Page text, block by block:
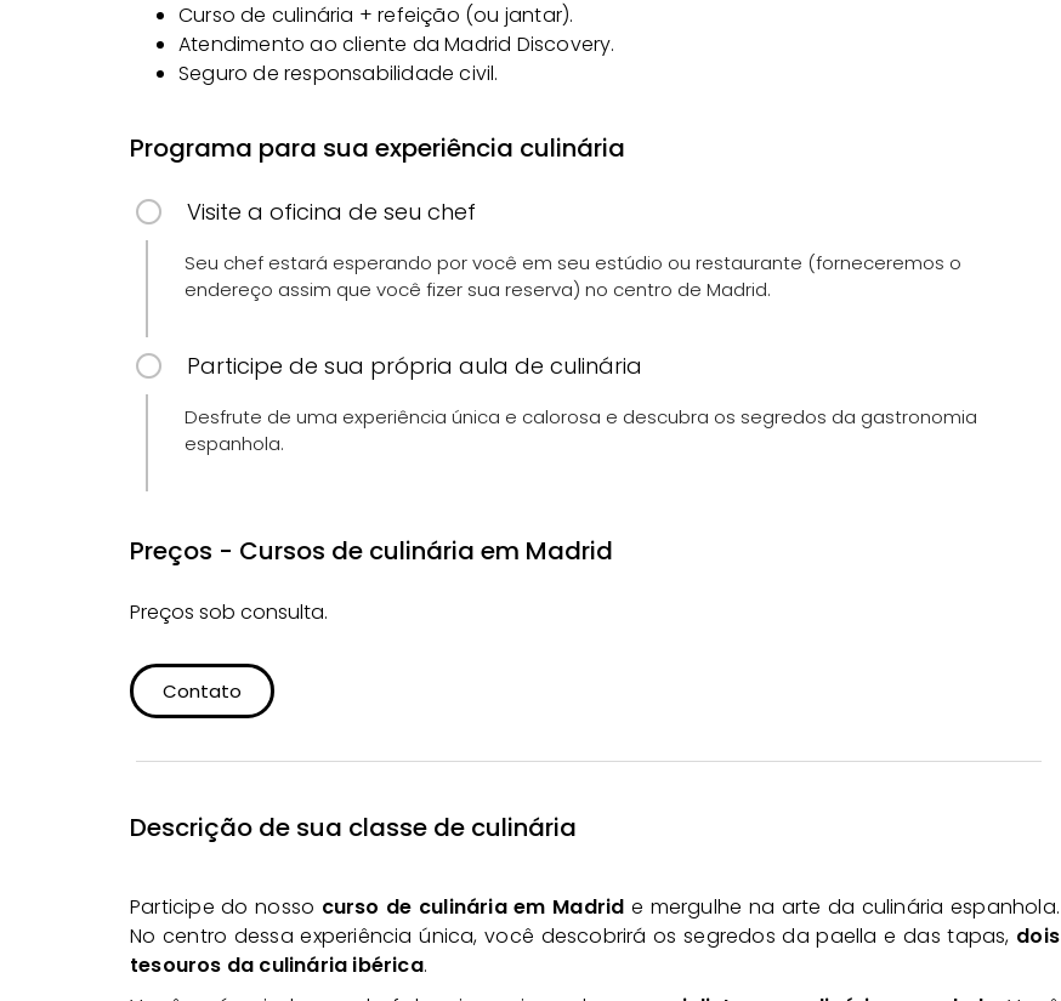
Curso de culinária + refeição (ou jantar).
Atendimento ao cliente da Madrid Discovery.
Seguro de responsabilidade civil.
Programa para sua experiência culinária
Visite a oficina de seu chef
Seu chef estará esperando por você em seu estúdio ou restaurante (forneceremos o
endereço assim que você fizer sua reserva) no centro de Madrid.
Participe de sua própria aula de culinária
Desfrute de uma experiência única e calorosa e descubra os segredos da gastronomia
espanhola.
Preços - Cursos de culinária em Madrid
Preços sob consulta.
Contato
Descrição de sua classe de culinária
Participe do nosso curso de culinária em Madrid e mergulhe na arte da culinária espanhola.
No centro dessa experiência única, você descobrirá os segredos da paella e das tapas, dois
tesouros da culinária ibérica.